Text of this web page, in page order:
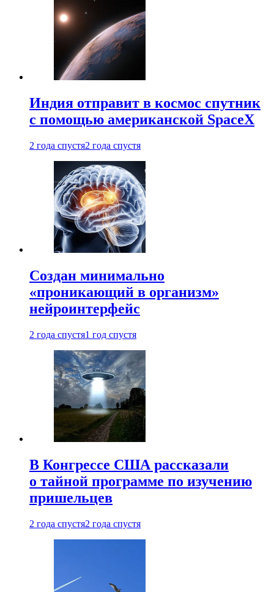
Индия отправит в космос спутник
с помощью американской SpaceX
2 года спустя2 года спустя
Создан минимально
«проникающий в организм»
нейроинтерфейс
2 года спустя1 год спустя
В Конгрессе США рассказали
о тайной программе по изучению
пришельцев
2 года спустя2 года спустя